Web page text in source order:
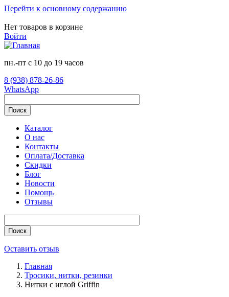
Перейти к основному содержанию
Нет товаров в корзине
Войти
пн.-пт с 10 до 19 часов
8 (938) 878-26-86
WhatsApp
Поиск
Каталог
О нас
Контакты
Оплата/Доставка
Скидки
Блог
Новости
Помощь
Отзывы
Поиск
Оставить отзыв
Главная
Тросики, нитки, резинки
Нитки с иглой Griffin